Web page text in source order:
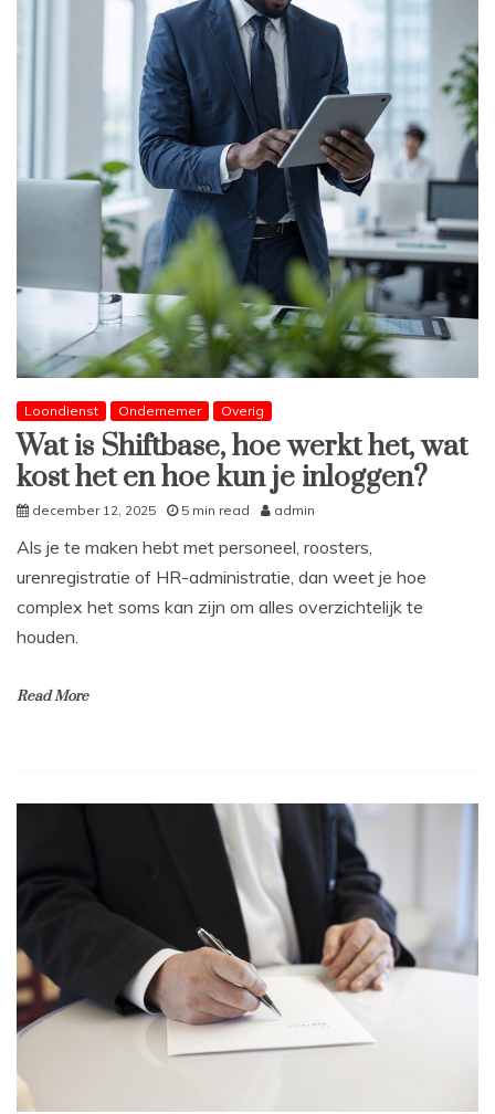
Loondienst Ondernemer Overig
Wat is Shiftbase, hoe werkt het, wat
kost het en hoe kun je inloggen?
december 12, 2025 5 min read admin
Als je te maken hebt met personeel, roosters,
urenregistratie of HR-administratie, dan weet je hoe
complex het soms kan zijn om alles overzichtelijk te
houden.
Read More